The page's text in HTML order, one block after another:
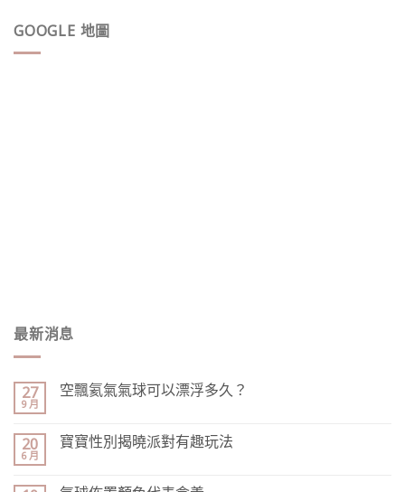
GOOGLE 地圖
最新消息
27
9 月
空飄氦氣氣球可以漂浮多久？
20
6 月
寶寶性別揭曉派對有趣玩法